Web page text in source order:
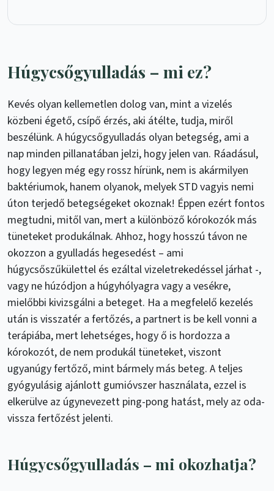
Húgycsőgyulladás – mi ez?
Kevés olyan kellemetlen dolog van, mint a vizelés
közbeni égető, csípő érzés, aki átélte, tudja, miről
beszélünk. A húgycsőgyulladás olyan betegség, ami a
nap minden pillanatában jelzi, hogy jelen van. Ráadásul,
hogy legyen még egy rossz hírünk, nem is akármilyen
baktériumok, hanem olyanok, melyek STD vagyis nemi
úton terjedő betegségeket okoznak! Éppen ezért fontos
megtudni, mitől van, mert a különböző kórokozók más
tüneteket produkálnak. Ahhoz, hogy hosszú távon ne
okozzon a gyulladás hegesedést – ami
húgycsőszűkülettel és ezáltal vizeletrekedéssel járhat -,
vagy ne húzódjon a húgyhólyagra vagy a vesékre,
mielőbbi kivizsgálni a beteget. Ha a megfelelő kezelés
után is visszatér a fertőzés, a partnert is be kell vonni a
terápiába, mert lehetséges, hogy ő is hordozza a
kórokozót, de nem produkál tüneteket, viszont
ugyanúgy fertőző, mint bármely más beteg. A teljes
gyógyulásig ajánlott gumióvszer használata, ezzel is
elkerülve az úgynevezett ping-pong hatást, mely az oda-
vissza fertőzést jelenti.
Húgycsőgyulladás – mi okozhatja?